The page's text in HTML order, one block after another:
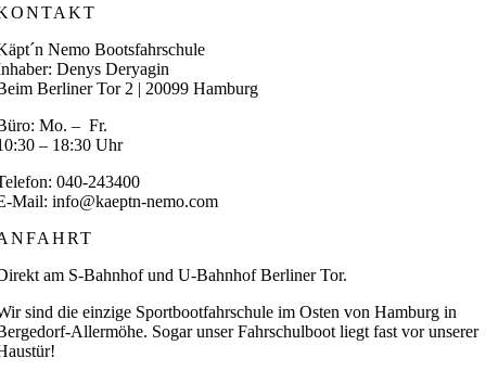
Nemo Bootsfahrschule
Denys Deryagin
Berliner Tor 2 | 20099 Hamburg
Mo. – Fr.
– 18:30 Uhr
040-243400
Mail: info@kaeptn-nemo.com
am S-Bahnhof und U-Bahnhof Berliner Tor.
sind die einzige Sportbootfahrschule im Osten von Hamburg in
Allermöhe. Sogar unser Fahrschulboot liegt fast vor unserer